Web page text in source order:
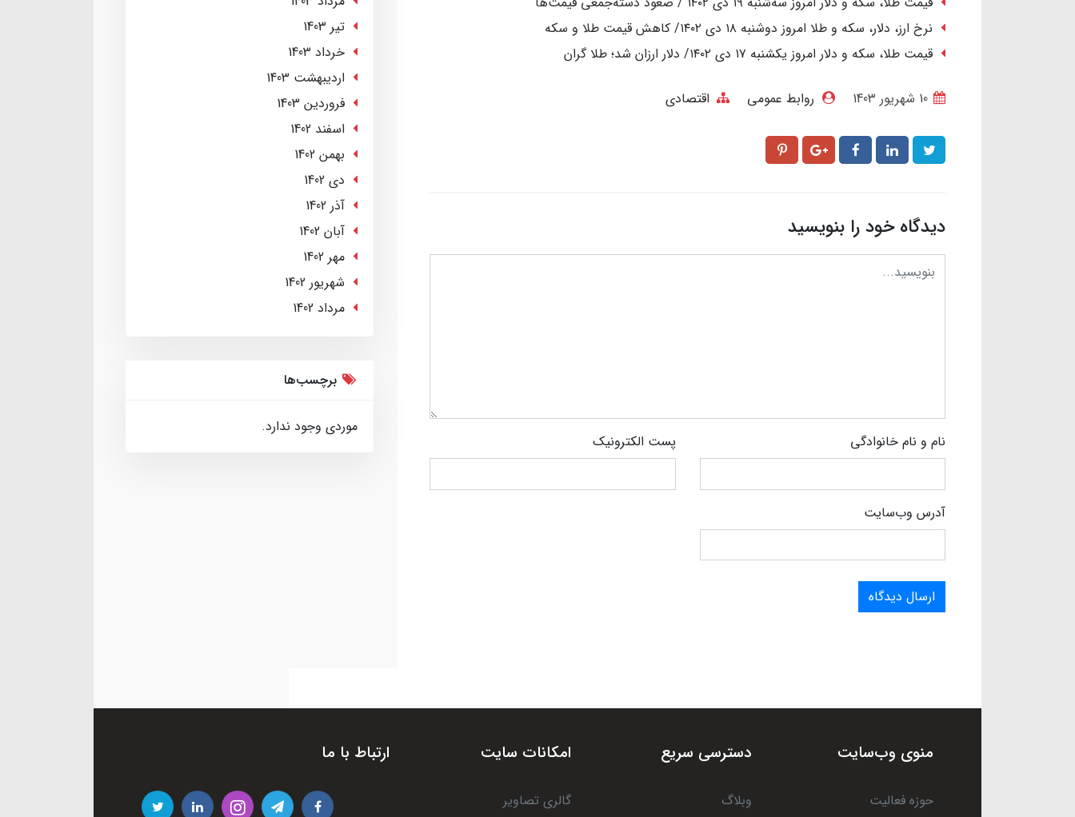
نرخ ارز، دلار، سکه و طلا امروز دوشنبه ۱۸ دی ۱۴۰۲/ کاهش قیمت طلا و سکه
قیمت طلا، سکه و دلار امروز یکشنبه ۱۷ دی ۱۴۰۲/ دلار ارزان شد؛ طلا گران
روابط عمومی اقتصادی
دیدگاه خود را بنویسید
نام و نام خانوادگی پست الکترونیک
آدرس وب‌سایت
ارسال دیدگاه
تير 1403
خرداد 1403
ارديبهشت 1403
فروردین 1403
اسفند 1402
بهمن 1402
دی 1402
آذر 1402
آبان 1402
مهر 1402
شهریور 1402
مرداد 1402
برچسب‌ها
موردی وجود ندارد.
منوی وب‌سایت
حوزه فعالیت
دسترسی سریع
وبلاگ
امکانات سایت
گالری تصاویر
ارتباط با ما